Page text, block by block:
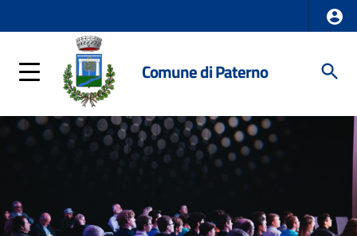
Comune di Paterno